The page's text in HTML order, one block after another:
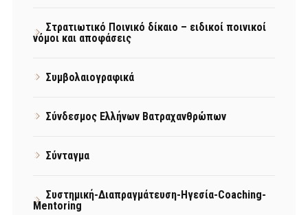
Στρατιωτικό Ποινικό δίκαιο – ειδικοί ποινικοί
νόμοι και αποφάσεις
Συμβολαιογραφικά
Σύνδεσμος Ελλήνων Βατραχανθρώπων
Σύνταγμα
Συστημική-Διαπραγμάτευση-Ηγεσία-Coaching-
Mentoring